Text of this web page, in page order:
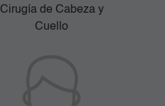
Cirugía de Cabeza y
Cuello